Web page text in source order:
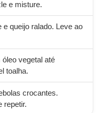
e misture.
queijo ralado. Leve ao
óleo vegetal até
toalha.
crocantes.
repetir.